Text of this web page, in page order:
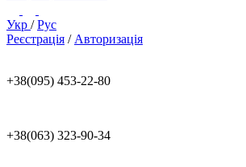
Укр /Рус
Реєстрація / Авторизація
+38(095) 453-22-80
+38(063) 323-90-34